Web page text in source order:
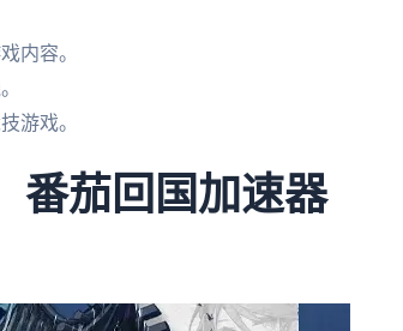
内容。
游戏。
番茄回国加速器